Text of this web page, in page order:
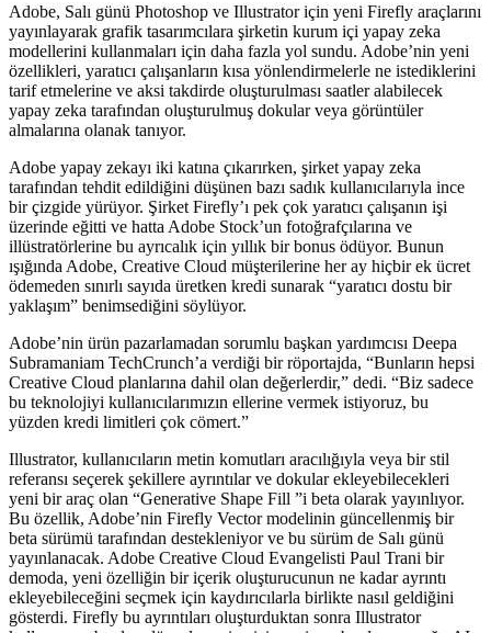
Adobe, Salı günü Photoshop ve Illustrator için yeni Firefly araçlarını
yayınlayarak grafik tasarımcılara şirketin kurum içi yapay zeka
modellerini kullanmaları için daha fazla yol sundu. Adobe’nin yeni
özellikleri, yaratıcı çalışanların kısa yönlendirmelerle ne istediklerini
tarif etmelerine ve aksi takdirde oluşturulması saatler alabilecek
yapay zeka tarafından oluşturulmuş dokular veya görüntüler
almalarına olanak tanıyor.
Adobe yapay zekayı iki katına çıkarırken, şirket yapay zeka
tarafından tehdit edildiğini düşünen bazı sadık kullanıcılarıyla ince
bir çizgide yürüyor. Şirket Firefly’ı pek çok yaratıcı çalışanın işi
üzerinde eğitti ve hatta Adobe Stock’un fotoğrafçılarına ve
illüstratörlerine bu ayrıcalık için yıllık bir bonus ödüyor. Bunun
ışığında Adobe, Creative Cloud müşterilerine her ay hiçbir ek ücret
ödemeden sınırlı sayıda üretken kredi sunarak “yaratıcı dostu bir
yaklaşım” benimsediğini söylüyor.
Adobe’nin ürün pazarlamadan sorumlu başkan yardımcısı Deepa
Subramaniam TechCrunch’a verdiği bir röportajda, “Bunların hepsi
Creative Cloud planlarına dahil olan değerlerdir,” dedi. “Biz sadece
bu teknolojiyi kullanıcılarımızın ellerine vermek istiyoruz, bu
yüzden kredi limitleri çok cömert.”
Illustrator, kullanıcıların metin komutları aracılığıyla veya bir stil
referansı seçerek şekillere ayrıntılar ve dokular ekleyebilecekleri
yeni bir araç olan “Generative Shape Fill ”i beta olarak yayınlıyor.
Bu özellik, Adobe’nin Firefly Vector modelinin güncellenmiş bir
beta sürümü tarafından destekleniyor ve bu sürüm de Salı günü
yayınlanacak. Adobe Creative Cloud Evangelisti Paul Trani bir
demoda, yeni özelliğin bir içerik oluşturucunun ne kadar ayrıntı
ekleyebileceğini seçmek için kaydırıcılarla birlikte nasıl geldiğini
gösterdi. Firefly bu ayrıntıları oluşturduktan sonra Illustrator